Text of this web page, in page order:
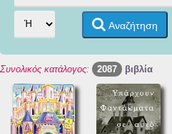
Αναζήτηση
Συνολικός κατάλογος: 2087 βιβλία